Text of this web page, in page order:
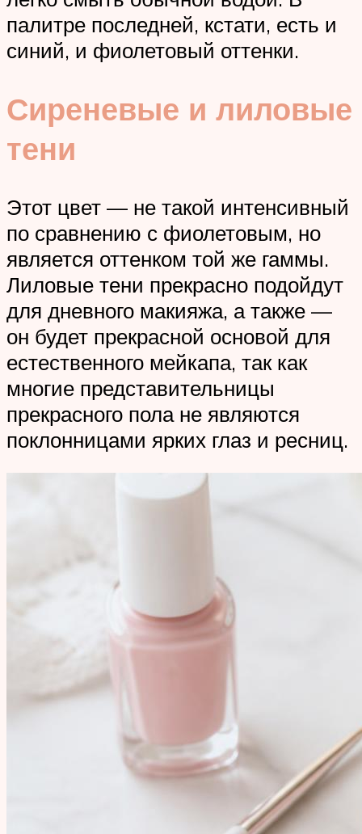
палитре последней, кстати, есть и
синий, и фиолетовый оттенки.
Сиреневые и лиловые
тени
Этот цвет — не такой интенсивный
по сравнению с фиолетовым, но
является оттенком той же гаммы.
Лиловые тени прекрасно подойдут
для дневного макияжа, а также —
он будет прекрасной основой для
естественного мейкапа, так как
многие представительницы
прекрасного пола не являются
поклонницами ярких глаз и ресниц.